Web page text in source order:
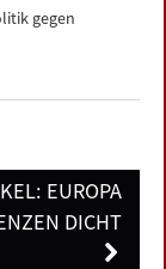
gegen
EUROPA
DICHT